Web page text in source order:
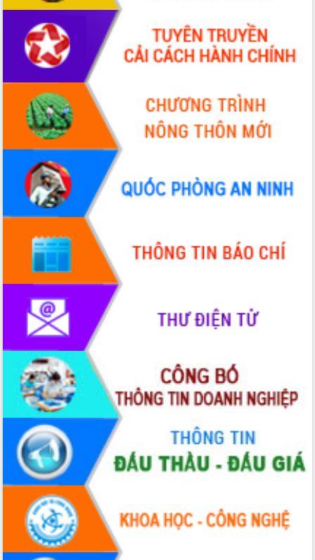
Giai đoạn 2026-2030, Đắk Lắk phấn
đấu có 77% xã đạt chuẩn nông thôn
mới
Chuyển đổi số 'mở đường' cho nông
nghiệp Đắk Lắk tăng trưởng bứt phá
Triển khai đồng bộ đo đạc, lập hồ sơ
địa chính, hoàn thiện cơ sở dữ liệu đất
Ứng dụng sinh trắc học - Bước tiến
trong hành trình chuyển đổi số tại Đắk
Đắk Lắk nâng cao hiệu quả công tác
Đảng từ Sổ tay đảng viên điện tử
Đắk Lắk đẩy mạnh nuôi biển công
nghệ, hướng tới phát triển thủy sản
bền vững
Tập huấn nâng cao năng lực triển khai
chuyển đổi số cho cán bộ, công chức
cấp xã
Đắk Lắk phát động hưởng ứng Ngày
Quyền của người tiêu dùng Việt Nam
2026
Đẩy mạnh cải cách hành chính, quyết
tâm đạt được mục tiêu tăng trưởng
hai con số trong năm 2026
Tổ chức trang trọng Lễ hội Đền thờ
Lương Văn Chánh năm 2026
Phó Bí thư Tỉnh ủy Đắk Lắk Đỗ Hữu
Huy giữ chức Bí thư Đảng ủy Ủy Ban
Nhân dân tỉnh
Bệnh án điện tử thúc đẩy chuyển đổi
số y tế tại Đắk Lắk
Chuyển đổi số thư viện: Mở rộng
không gian tri thức trong thời đại số
Đánh giá, rút kinh nghiệm công tác tổ
chức diễn tập trước ngày bầu cử